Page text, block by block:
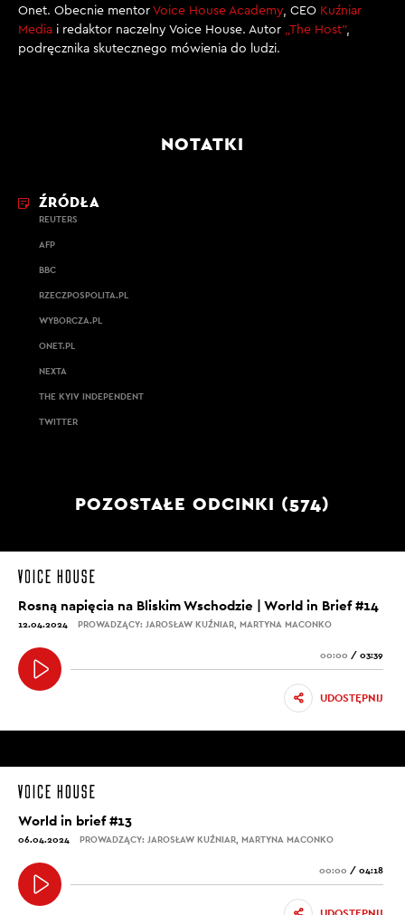
Onet. Obecnie mentor Voice House Academy, CEO Kuźniar
Media i redaktor naczelny Voice House. Autor „The Host”,
podręcznika skutecznego mówienia do ludzi.
NOTATKI
ŹRÓDŁA
REUTERS
AFP
BBC
RZECZPOSPOLITA.PL
WYBORCZA.PL
ONET.PL
NEXTA
THE KYIV INDEPENDENT
TWITTER
POZOSTAŁE ODCINKI (574)
Rosną napięcia na Bliskim Wschodzie | World in Brief #14
12.04.2024 PROWADZĄCY: JAROSŁAW KUŹNIAR, MARTYNA MACONKO
00:00 / 03:39
UDOSTĘPNIJ
World in brief #13
06.04.2024 PROWADZĄCY: JAROSŁAW KUŹNIAR, MARTYNA MACONKO
00:00 / 04:18